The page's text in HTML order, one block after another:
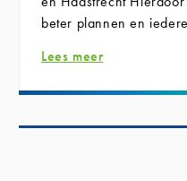
beter plannen en
Wilt u voor uw
komen?
Haastrecht:
Lees meer